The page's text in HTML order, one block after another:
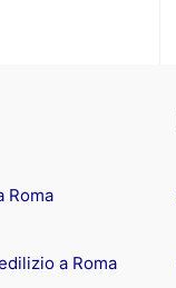
Roma
a Roma